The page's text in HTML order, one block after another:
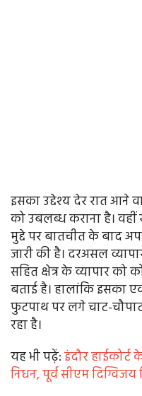
इसका उद्देश्य देर रात आने
को उबलब्ध कराना है। वहीं
मुद्दे पर बातचीत के बाद
जारी की है। दरअसल
सहित क्षेत्र के व्यापार
बताई है। हालांकि इसका
फुटपाथ पर लगे चाट-
रहा है।
यह भी पढ़ें:इंदौर हाईकोर्ट
निधन, पूर्व सीएम